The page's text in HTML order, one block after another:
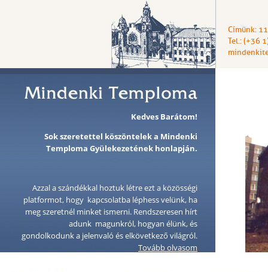
Címünk:
Tel.: (+36
Kedves Barátom!
Sok szeretettel köszöntelek a Mindenki
Temploma Gyülekezetének honlapján.
Azzal a szándékkal hoztuk létre ezt a közösségi
platformot, hogy kapcsolatba léphess velünk, ha
meg szeretnél minket ismerni. Rendszeresen hírt
adunk magunkról, hogyan élünk, és
gondolkodunk a jelenvaló és elkövetkező világról.
Tovább olvasom